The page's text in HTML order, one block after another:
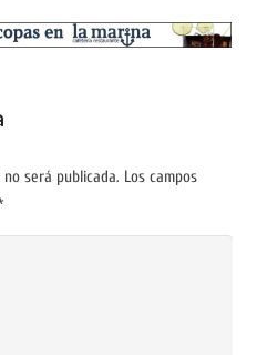
será publicada. Los campos